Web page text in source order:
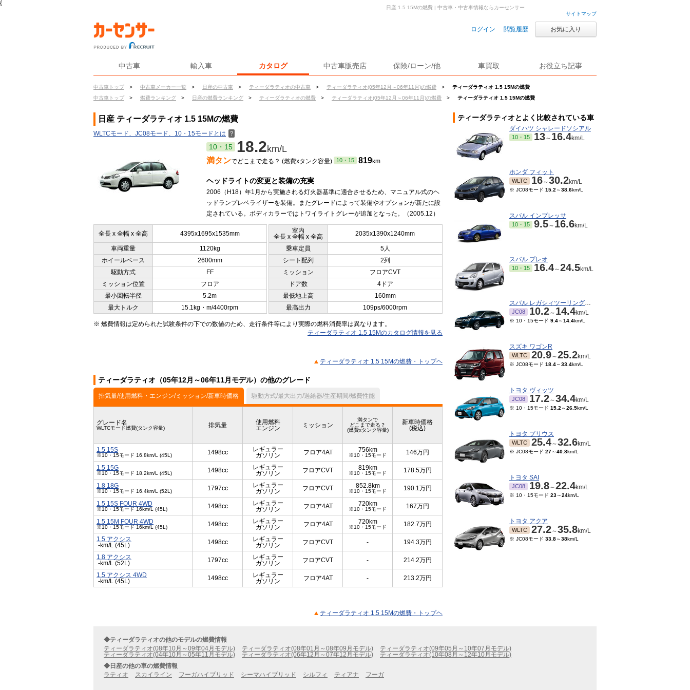
{
サイトマップ
ログイン 閲覧履歴 お気に入り
中古車 輸入車 カタログ 中古車販売店 保険/ローン/他 車買取 お役立ち記事
中古車トップ > 中古車メーカー一覧 > 日産の中古車 > ティーダラティオの中古車 > ティーダラティオ(05年12月～06年11月)の燃費 >
ティーダラティオ 1.5 15Mの燃費
中古車トップ
> 燃費ランキング > 日産の燃費ランキング > ティーダラティオの燃費 > ティーダラティオ(05年12月～06年11月)の燃費 > ティーダラティオ 1.5 15Mの燃費
日産 1.5 15Mの燃費 | 中古車・中古車情報ならカーセンサー
日産 ティーダラティオ 1.5 15Mの燃費
WLTCモード、JC08モード、10・15モードとは ？
10・15 18.2km/L
満タンでどこまで走る？ (燃費xタンク容量) 10・15 819km
ヘッドライトの変更と装備の充実
2006（H18）年1月から実施される灯火器基準に適合させるため、マニュアル式のヘ
ッドランプレベライザーを装備。またグレードによって装備やオプションが新たに設
定されている。ボディカラーではトワイライトグレーが追加となった。（2005.12）
全長 x 全幅 x 全高 4395x1695x1535mm
室内
全長 x 全幅 x 全高
2035x1390x1240mm
車両重量 1120kg 乗車定員
5人
ホイールベース
2600mm シート配列
2列
駆動方式
FF ミッション
フロアCVT
ミッション位置
フロア ドア数
4ドア
最小回転半径
5.2m 最低地上高
160mm
最大トルク
15.1kg・m/4400rpm 最高出力 109ps/6000rpm
※ 燃費情報は定められた試験条件の下での数値のため、走行条件等により実際の燃料消費率は異なります。
ティーダラティオ 1.5 15Mのカタログ情報を見る
ティーダラティオ 1.5 15Mの燃費・トップヘ
ティーダラティオ（05年12月～06年11月モデル）の他のグレード
排気量/使用燃料・エンジン/ミッション/新車時価格 駆動方式/最大出力/過給器/生産期間/燃費性能
グレード名
WLTCモード燃費(タンク容量) 排気量
使用燃料
エンジン
ミッション
満タンで
どこまで走る？
(燃費xタンク容量)
新車時価格
(税込)
1.5 15S
※10・15モード 16.8km/L (45L) 1498cc
レギュラー
ガソリン
フロア4AT 756km
※10・15モード 146万円
1.5 15G
※10・15モード 18.2km/L (45L) 1498cc
レギュラー
ガソリン
フロアCVT 819km
※10・15モード 178.5万円
1.8 18G
※10・15モード 16.4km/L (52L) 1797cc
レギュラー
ガソリン
フロアCVT 852.8km
※10・15モード 190.1万円
1.5 15S FOUR 4WD
※10・15モード 16km/L (45L) 1498cc
レギュラー
ガソリン
フロア4AT 720km
※10・15モード 167万円
1.5 15M FOUR 4WD
※10・15モード 16km/L (45L) 1498cc
レギュラー
ガソリン
フロア4AT 720km
※10・15モード 182.7万円
1.5 アクシス
-km/L (45L)
1498cc
レギュラー
ガソリン
フロアCVT - 194.3万円
1.8 アクシス
-km/L (52L)
1797cc
レギュラー
ガソリン
フロアCVT - 214.2万円
1.5 アクシス 4WD
-km/L (45L)
1498cc
レギュラー
ガソリン
フロア4AT - 213.2万円
ティーダラティオ 1.5 15Mの燃費・トップヘ
ティーダラティオとよく比較されている車
ダイハツ シャレードソシアル
10・15 13～ 16.4km/L
ホンダ フィット
WLTC 16～30.2km/L
※ JC08モード 15.2 ～38.6km/L
スバル インプレッサ
10・15 9.5～ 16.6km/L
スバル プレオ
10・15 16.4～24.5km/L
スバル レガシィツーリングワゴン
JC08 10.2～ 14.4km/L
※ 10・15モード 9.4～14.4km/L
スズキ ワゴンR
WLTC 20.9～25.2km/L
※ JC08モード 18.4～33.4km/L
トヨタ ヴィッツ
JC08 17.2～34.4km/L
※ 10・15モード 15.2 ～26.5km/L
トヨタ プリウス
WLTC 25.4～32.6km/L
※ JC08モード 27～40.8km/L
トヨタ SAI
JC08 19.8～22.4km/L
※ 10・15モード 23～24km/L
トヨタ アクア
WLTC 27.2～35.8km/L
※ JC08モード 33.8～38km/L
◆ティーダラティオの他のモデルの燃費情報
ティーダラティオ(08年10月～09年04月モデル)
ティーダラティオ(08年01月～08年09月モデル)
ティーダラティオ(09年05月～10年07月モデル)
ティーダラティオ(04年10月～05年11月モデル)
ティーダラティオ(06年12月～07年12月モデル)
ティーダラティオ(10年08月～12年10月モデル)
◆日産の他の車の燃費情報
ラティオ
スカイライン フーガハイブリッド シーマハイブリッド シルフィ ティアナ フーガ